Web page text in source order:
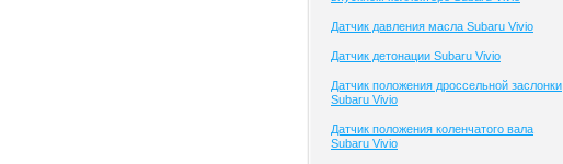
Датчик давления масла Subaru Vivio
Датчик детонации Subaru Vivio
Датчик положения дроссельной заслонки
Subaru Vivio
Датчик положения коленчатого вала
Subaru Vivio